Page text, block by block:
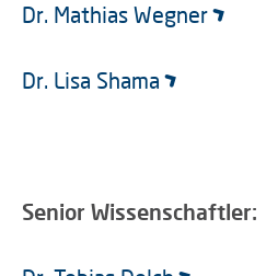
Dr. Mathias Wegner
Dr. Lisa Shama
Senior Wissenschaftler: